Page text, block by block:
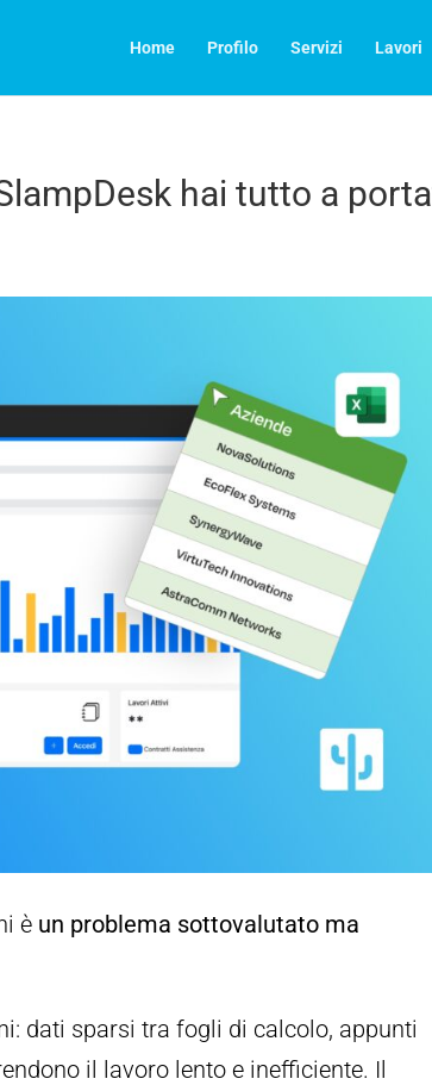
Home Profilo Servizi Lavori
hai tutto a
è un problema sottovalutato ma
dati sparsi tra fogli di calcolo, appunti
il lavoro lento e inefficiente. Il